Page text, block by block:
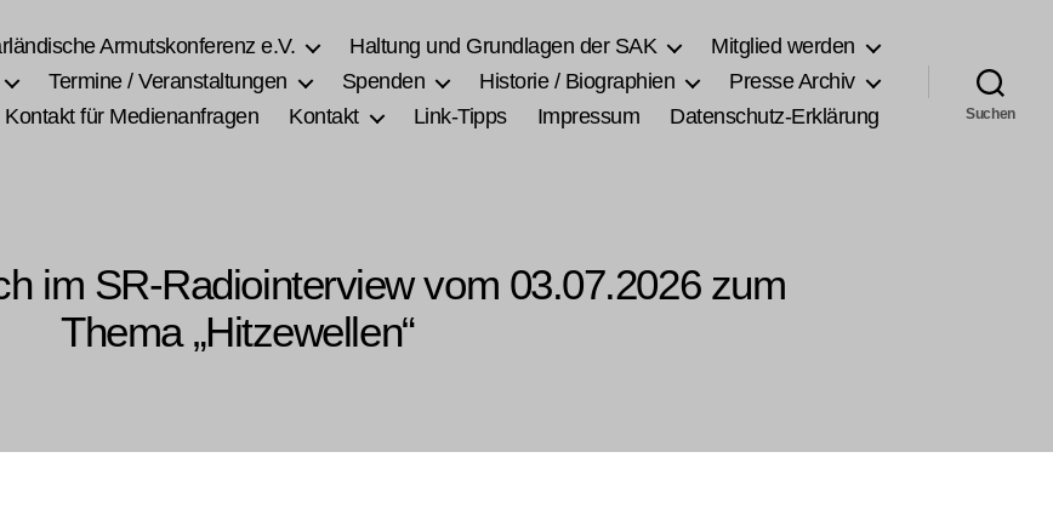
Armutskonferenz e.V. Haltung und Grundlagen der SAK
Mitglied werden
Termine / Veranstaltungen Spenden Historie / Biographien
Presse Archiv
Kontakt für Medienanfragen Kontakt Link-Tipps Impressum Datenschutz-Erklärung Suchen
im SR-Radiointerview vom 03.07.2026 zum
Thema „Hitzewellen“